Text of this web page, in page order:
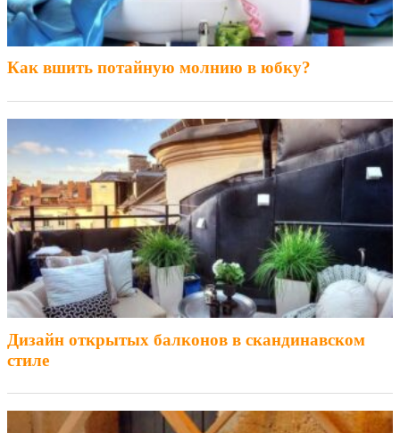
Как вшить потайную молнию в юбку?
Дизайн открытых балконов в скандинавском
стиле